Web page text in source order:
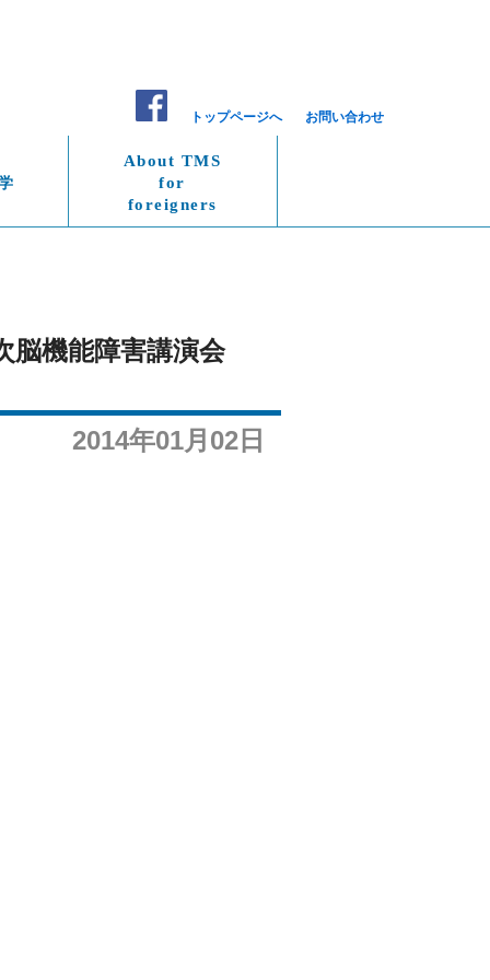
トップページへ お問い合わせ
About TMS
for
foreigners
脳機能障害講演会
2014年01月02日